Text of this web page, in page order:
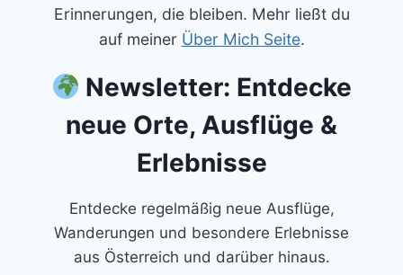
Erinnerungen, die bleiben. Mehr ließt du
auf meiner Über Mich Seite.
Newsletter: Entdecke
neue Orte, Ausflüge &
Erlebnisse
Entdecke regelmäßig neue Ausflüge,
Wanderungen und besondere Erlebnisse
aus Österreich und darüber hinaus.